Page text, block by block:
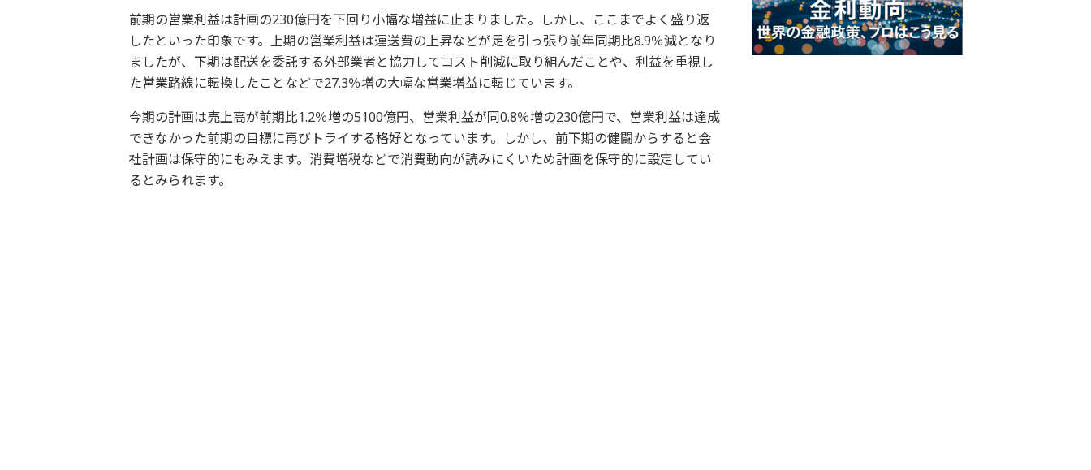
前期の営業利益は計画の230億円を下回り小幅な増益に止まりました。しかし、ここまでよく盛り返
したといった印象です。上期の営業利益は運送費の上昇などが足を引っ張り前年同期比8.9％減となり
ましたが、下期は配送を委託する外部業者と協力してコスト削減に取り組んだことや、利益を重視し
た営業路線に転換したことなどで27.3％増の大幅な営業増益に転じています。
今期の計画は売上高が前期比1.2％増の5100億円、営業利益が同0.8％増の230億円で、営業利益は達成
できなかった前期の目標に再びトライする格好となっています。しかし、前下期の健闘からすると会
社計画は保守的にもみえます。消費増税などで消費動向が読みにくいため計画を保守的に設定してい
るとみられます。